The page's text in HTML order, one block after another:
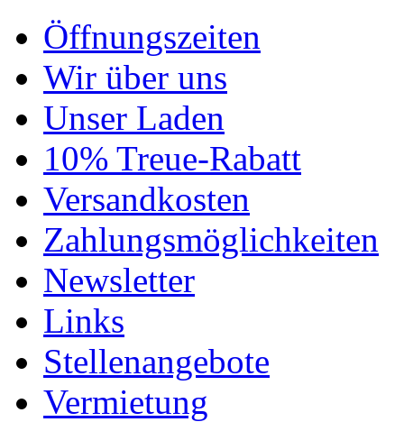
Öffnungszeiten
Wir über uns
Unser Laden
10% Treue-Rabatt
Versandkosten
Zahlungsmöglichkeiten
Newsletter
Links
Stellenangebote
Vermietung